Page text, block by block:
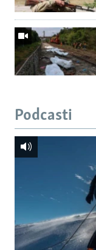
Podcasti